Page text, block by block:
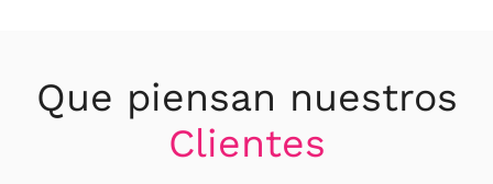
Que piensan nuestros
Clientes